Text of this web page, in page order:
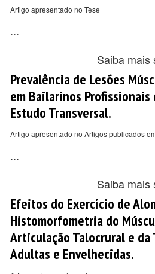
Artigo apresentado no Tese
...
Saiba mais
Prevalência de Lesões
em Bailarinos Profissionais
Estudo Transversal.
Artigo apresentado no Artigos publicados
...
Saiba mais
Efeitos do Exercício de
Histomorfometria do
Articulação Talocrural e da
Adultas e Envelhecidas.